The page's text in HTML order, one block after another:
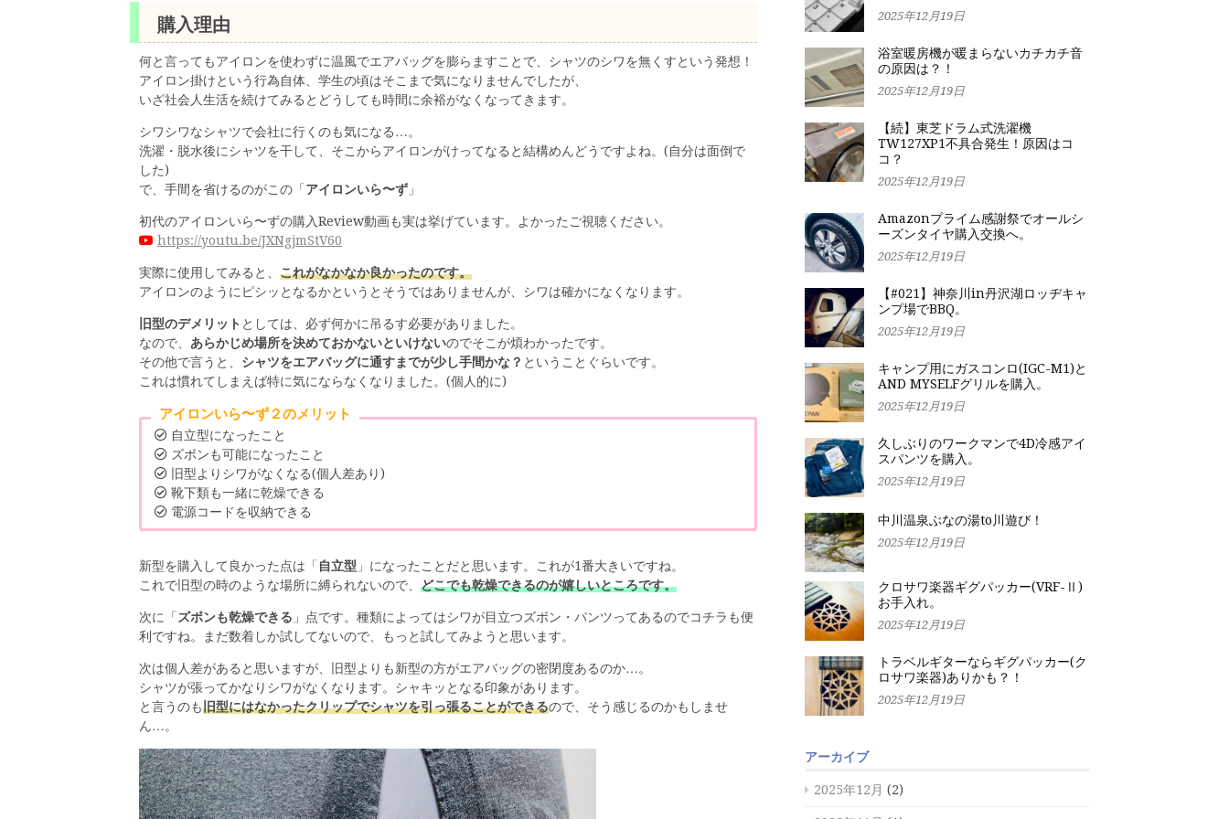
購入理由
何と言ってもアイロンを使わずに温風でエアバッグを膨らますことで、シャツのシワを無くすという発想！
アイロン掛けという行為自体、学生の頃はそこまで気になりませんでしたが、
いざ社会人生活を続けてみるとどうしても時間に余裕がなくなってきます。
シワシワなシャツで会社に行くのも気になる…。
洗濯・脱水後にシャツを干して、そこからアイロンがけってなると結構めんどうですよね。(自分は面倒で
した)
で、手間を省けるのがこの「 アイロンいら〜ず 」
初代のアイロンいら〜ずの購入Review動画も実は挙げています。よかったご視聴ください。
https://youtu.be/JXNgjmStV60
実際に使用してみると、 これがなかなか良かったのです。
アイロンのようにピシッとなるかというとそうではありませんが、シワは確かになくなります。
旧型のデメリット としては、必ず何かに吊るす必要がありました。
なので、 あらかじめ場所を決めておかないといけないのでそこが煩わかったです。
その他で言うと、 シャツをエアバッグに通すまでが少し手間かな？ ということぐらいです。
これは慣れてしまえば特に気にならなくなりました。(個人的に)
アイロンいら〜ず２のメリット
自立型になったこと
ズボンも可能になったこと
旧型よりシワがなくなる(個人差あり)
靴下類も一緒に乾燥できる
電源コードを収納できる
新型を購入して良かった点は「 自立型 」になったことだと思います。これが1番大きいですね。
これで旧型の時のような場所に縛られないので、 どこでも乾燥できるのが嬉しいところです。
次に「 ズボンも乾燥できる 」点です。種類によってはシワが目立つズボン・パンツってあるのでコチラも便
利ですね。まだ数着しか試してないので、もっと試してみようと思います。
次は個人差があると思いますが、旧型よりも新型の方がエアバッグの密閉度あるのか…。
シャツが張ってかなりシワがなくなります。シャキッとなる印象があります。
と言うのも旧型にはなかったクリップでシャツを引っ張ることができるので、そう感じるのかもしませ
ん…。
2025年12月19日
浴室暖房機が暖まらないカチカチ音
の原因は？！
2025年12月19日
【続】東芝ドラム式洗濯機
TW127XP1不具合発生！原因はコ
コ？
2025年12月19日
Amazonプライム感謝祭でオールシ
ーズンタイヤ購入交換へ。
2025年12月19日
【#021】神奈川in丹沢湖ロッヂキャ
ンプ場でBBQ。
2025年12月19日
キャンプ用にガスコンロ(IGC-M1)と
AND MYSELFグリルを購入。
2025年12月19日
久しぶりのワークマンで4D冷感アイ
スパンツを購入。
2025年12月19日
中川温泉ぶなの湯to川遊び！
2025年12月19日
クロサワ楽器ギグパッカー(VRF-Ⅱ)
お手入れ。
2025年12月19日
トラベルギターならギグパッカー(ク
ロサワ楽器)ありかも？！
2025年12月19日
アーカイブ
2025年12月 (2)